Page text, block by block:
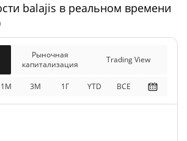
1.83%
рыночная
0.41%
balajis в реальном времени
Рыночная
капитализация
Trading View
1М 3M 1Г YTD ВСЕ